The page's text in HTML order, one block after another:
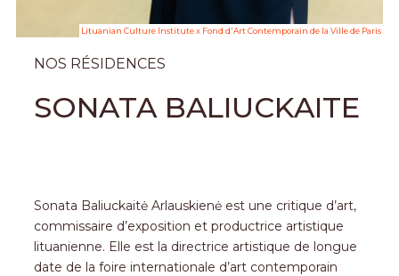
Lituanian Culture Institute x Fond d'Art Contemporain de la Ville de Paris
NOS RÉSIDENCES
SONATA BALIUCKAITE
Sonata Baliuckaitė Arlauskienė est une critique d’art,
commissaire d’exposition et productrice artistique
lituanienne. Elle est la directrice artistique de longue
date de la foire internationale d’art contemporain